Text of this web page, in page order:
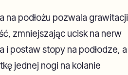
na podłożu pozwala grawitacji
zmniejszając ucisk na nerw
i postaw stopy na podłodze, a
jednej nogi na kolanie